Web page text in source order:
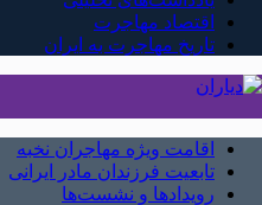
اقتصاد مهاجرت
تاریخ مهاجرت به ایران
اقامت ویژه مهاجران نخبه
تابعیت فرزندان مادر ایرانی
رویدادها و نشست‌ها